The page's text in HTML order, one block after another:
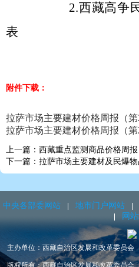
2.西藏高争
表
附件下载：
拉萨市场主要建材价格周报（第
拉萨市场主要建材价格周报（第
上一篇：西藏重点监测商品价格周报
下一篇：拉萨市场主要建材及民爆
中央各部委网站 地市门户网站
网
主办单位：西藏自治区发展和改革委员会
版权所有：西藏自治区发展和改革委员会